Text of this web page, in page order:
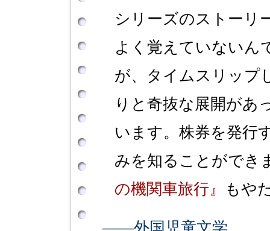
シリーズのストーリ
よく覚えていないん
が、タイムスリップ
りと奇抜な展開があ
います。株券を発行
みを知ることができ
の機関車旅行』
もや